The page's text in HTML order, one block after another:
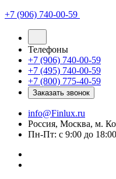
+7 (906) 740-00-59
Телефоны
+7 (906) 740-00-59
+7 (495) 740-00-59
+7 (800) 775-40-59
Заказать звонок
info@Finlux.ru
Россия, Москва, м.
Пн-Пт: с 9:00 до